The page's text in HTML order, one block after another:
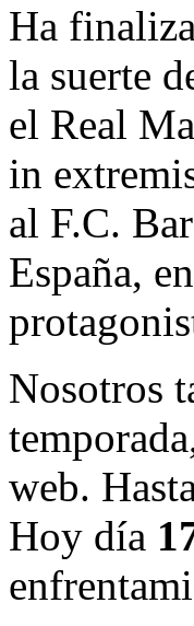
Ha
la suerte
el Real
in
al F.C.
España,
Nosotros
web.
Hoy día